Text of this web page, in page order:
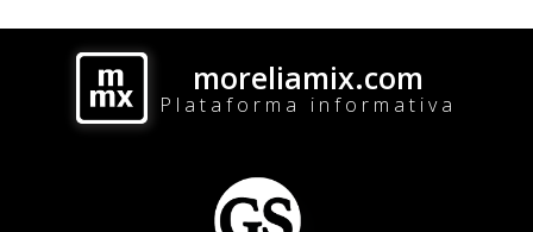
moreliamix.com
Plataforma informativa